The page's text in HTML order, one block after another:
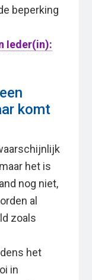
beperking
Ieder(in):
komt
het is
nog niet,
al
zoals
het
in